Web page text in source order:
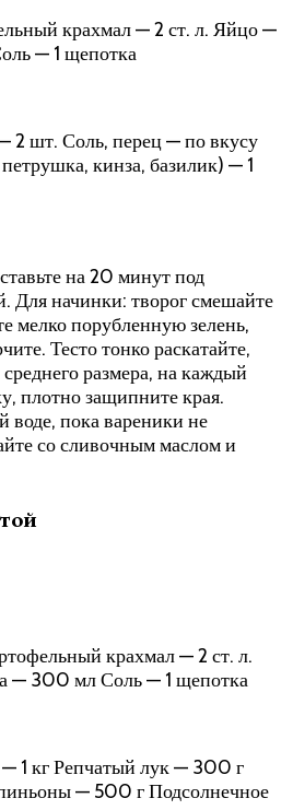
крахмал — 2 ст. л. Яйцо —
— 1 щепотка
2 шт. Соль, перец — по вкусу
кинза, базилик) — 1
на 20 минут под
Для начинки: творог смешайте
мелко порубленную зелень,
Тесто тонко раскатайте,
размера, на каждый
плотно защипните края.
воде, пока вареники не
со сливочным маслом и
крахмал — 2 ст. л.
— 300 мл Соль — 1 щепотка
— 1 кг Репчатый лук — 300 г
— 500 г Подсолнечное